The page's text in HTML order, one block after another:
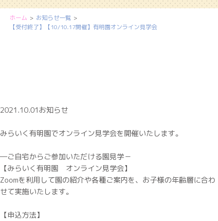
ホーム
お知らせ一覧
【受付終了】【10/10.17開催】有明園オンライン見学会
2021.10.01お知らせ
みらいく有明園でオンライン見学会を開催いたします。
―ご自宅からご参加いただける園見学－
【みらいく有明園 オンライン見学会】
Zoomを利用して園の紹介や各種ご案内を、お子様の年齢層に合わ
せて実施いたします。
【申込方法】